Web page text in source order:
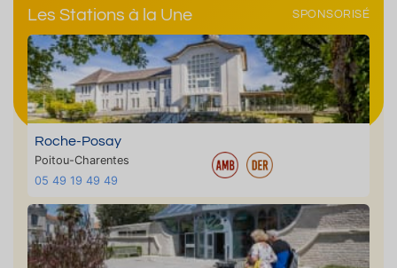
Les Stations à la Une SPONSORISÉ
Roche-Posay
Poitou-Charentes
05 49 19 49 49